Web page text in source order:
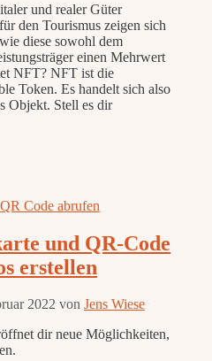
und realer Güter
den Tourismus zeigen sich
diese sowohl dem
einen Mehrwert
NFT? NFT ist die
Token. Es handelt sich also
Objekt. Stell es dir
und QR-Code
erstellen
2022 von Jens Wiese
dir neue Möglichkeiten,